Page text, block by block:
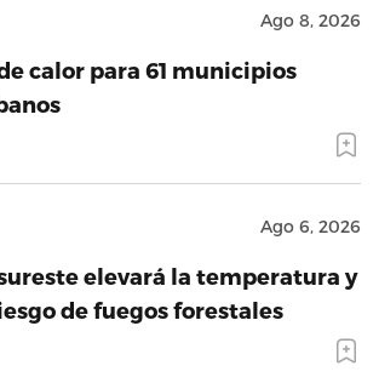
Ago 8, 2026
calor para 61 municipios
Ago 6, 2026
elevará la temperatura y
de fuegos forestales